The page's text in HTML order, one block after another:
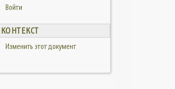
Войти
КОНТЕКСТ
Изменить этот документ